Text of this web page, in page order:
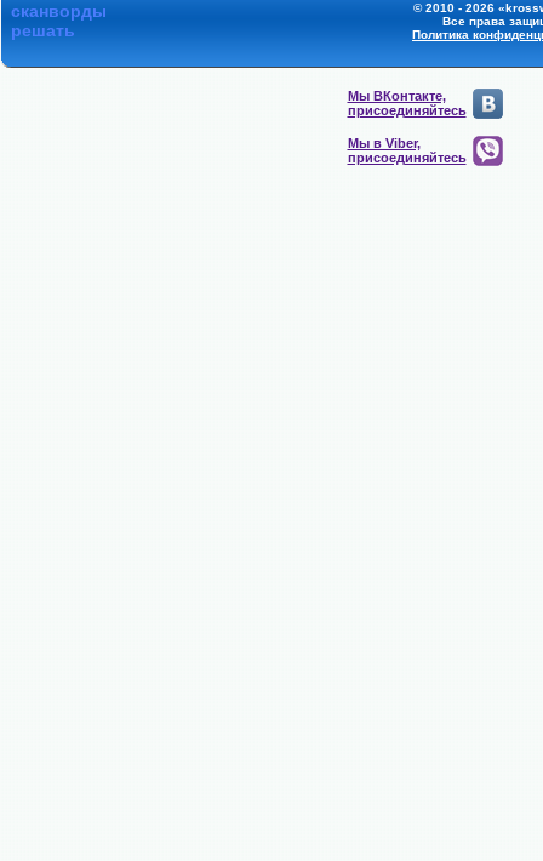
сканворды
решать
© 2010 - 2026
Все права
Политика
Мы ВКонтакте,
присоединяйтесь
Мы в Viber,
присоединяйтесь